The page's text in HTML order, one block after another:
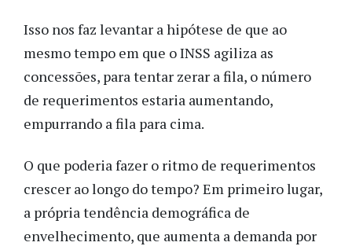
Isso nos faz levantar a hipótese de que ao
mesmo tempo em que o INSS agiliza as
concessões, para tentar zerar a fila, o número
de requerimentos estaria aumentando,
empurrando a fila para cima.
O que poderia fazer o ritmo de requerimentos
crescer ao longo do tempo? Em primeiro lugar,
a própria tendência demográfica de
envelhecimento, que aumenta a demanda por